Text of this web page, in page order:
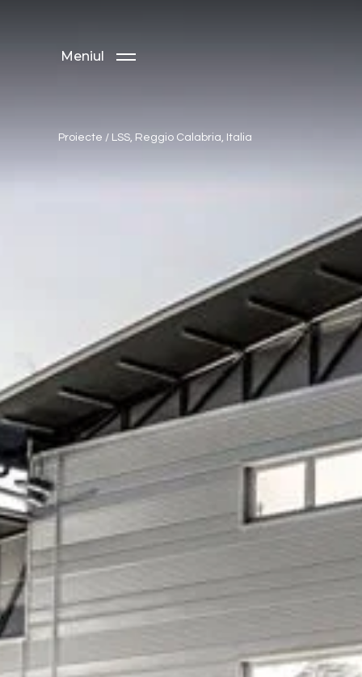
Meniul
Proiecte / LSS, Reggio Calabria, Italia